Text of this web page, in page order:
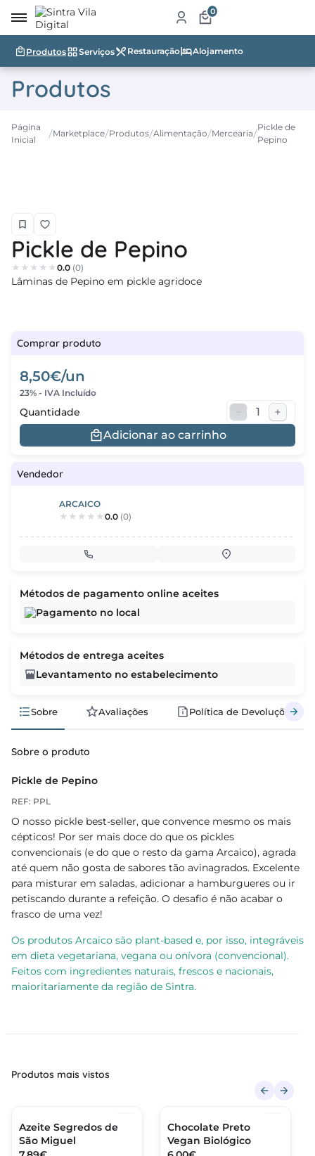
0
Produtos Serviços Restauração Alojamento
Produtos
Página
Inicial
Marketplace Produtos Alimentação Mercearia
Pickle de
Pepino
Pickle de Pepino
0.0 (0)
Lâminas de Pepino em pickle agridoce
Comprar produto
8,50€/un
23% - IVA Incluído
Quantidade
Adicionar ao carrinho
Vendedor
ARCAICO
0.0 (0)
Métodos de pagamento online aceites
Pagamento no local
Métodos de entrega aceites
Levantamento no estabelecimento
Sobre Avaliações Política de Devoluções
Sobre o produto
Pickle de Pepino
REF: PPL
O nosso pickle best-seller, que convence mesmo os mais
cépticos! Por ser mais doce do que os pickles
convencionais (e do que o resto da gama Arcaico), agrada
até quem não gosta de sabores tão avinagrados. Excelente
para misturar em saladas, adicionar a hamburgueres ou ir
petiscando durante a refeição. O desafio é não acabar o
frasco de uma vez!
Os produtos Arcaico são plant-based e, por isso, integráveis
em dieta vegetariana, vegana ou onívora (convencional).
Feitos com ingredientes naturais, frescos e nacionais,
maioritariamente da região de Sintra.
Produtos mais vistos
Azeite Segredos de
São Miguel
Chocolate Preto
Vegan Biológico